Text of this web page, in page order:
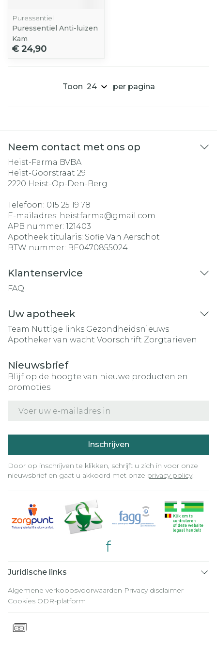
Puressentiel
Puressentiel Anti-luizen
Kam
€ 24,90
Toon per pagina
Neem contact met ons op
Heist-Farma BVBA
Heist-Goorstraat 29
2220 Heist-Op-Den-Berg
Telefoon: 015 25 19 78
E-mailadres: heistfarma@gmail.com
APB nummer: 121403
Apotheek titularis: Sofie Van Aerschot
BTW nummer: BE0470855024
Klantenservice
FAQ
Uw apotheek
Team Nuttige links Gezondheidsnieuws
Apotheker van wacht Voorschrift Zorgtarieven
Nieuwsbrief
Blijf op de hoogte van nieuwe producten en
promoties
Inschrijven
Door op inschrijven te klikken, schrijft u zich in voor onze
nieuwsbrief en gaat u akkoord met onze privacy policy.
Juridische links
Algemene verkoopsvoorwaarden Privacy disclaimer
Cookies ODR-platform